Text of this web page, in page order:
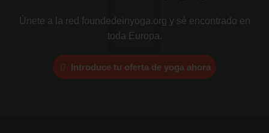
Únete a la red foundedeinyoga.org y sé encontrado en
toda Europa.
Introduce tu oferta de yoga ahora